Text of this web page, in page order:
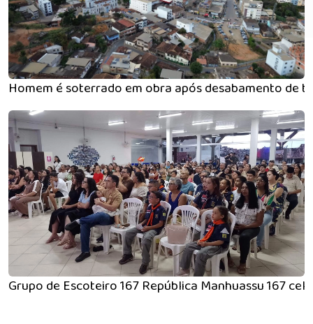
Homem é soterrado em obra após desabamento de
Grupo de Escoteiro 167 República Manhuassu 167